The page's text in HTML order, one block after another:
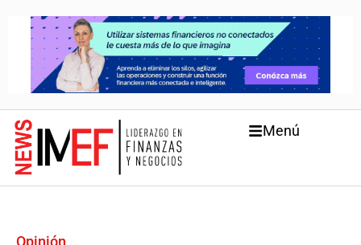
Menú
Opinión